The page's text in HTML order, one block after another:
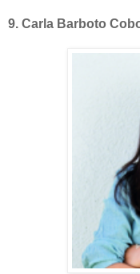
9. Carla Barboto